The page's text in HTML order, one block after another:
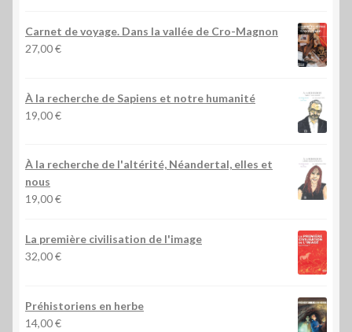
Carnet de voyage. Dans la vallée de Cro-Magnon
27,00€
À la recherche de Sapiens et notre humanité
19,00€
À la recherche de l'altérité, Néandertal, elles et
nous
19,00€
La première civilisation de l'image
32,00€
Préhistoriens en herbe
14,00€